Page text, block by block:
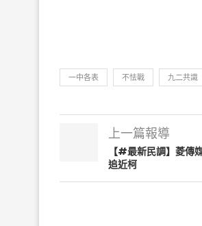
一中各表 不怯戰 九二共識
上一篇報導
【#最新民調】菱
追近柯